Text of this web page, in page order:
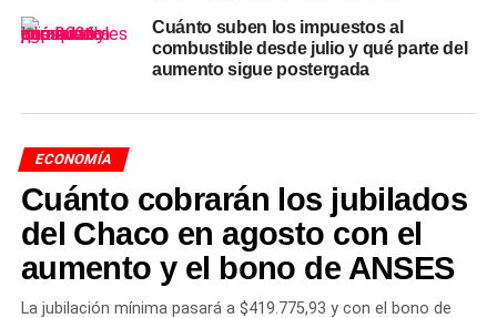
la opción«Recibos de sueldo».Los empleadores, por
su parte, podrán verificar desde el sistema cuándo la
el empleador deberá imprimir el recibo electrónico por
duplicado: una copia será entregada al trabajador y la
otra quedará en poder del empleador firmada como
constancia de pago.
Cuánto cobran las empleadas
Cuánto suben los impuestos al
combustible desde julio y qué parte del
aumento sigue postergada
ECONOMÍA
Cuánto cobrarán los jubilados
del Chaco en agosto con el
aumento y el bono de ANSES
La jubilación mínima pasará a $419.775,93 y con el bono de